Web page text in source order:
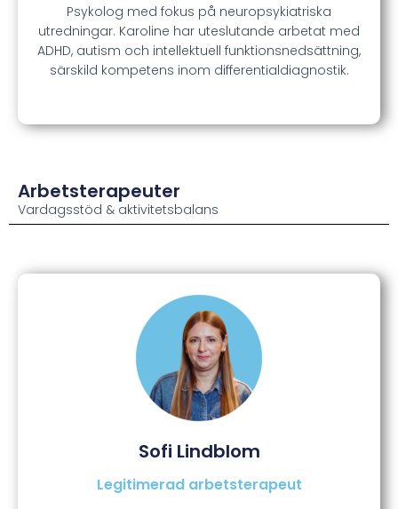
Psykolog med fokus på neuropsykiatriska
utredningar. Karoline har uteslutande arbetat med
ADHD, autism och intellektuell funktionsnedsättning,
särskild kompetens inom differentialdiagnostik.
Arbetsterapeuter
Vardagsstöd & aktivitetsbalans
Sofi Lindblom
Legitimerad arbetsterapeut